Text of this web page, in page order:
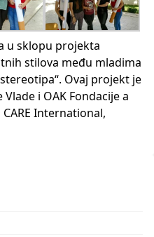
u sklopu projekta
stilova među mladima
Ovaj projekt je
i OAK Fondacije a
International,